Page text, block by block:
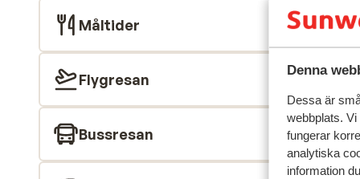
Denna
Dessa är
webbplats.
fungerar
analytiska
information
Måltider
Flygresan
Bussresan